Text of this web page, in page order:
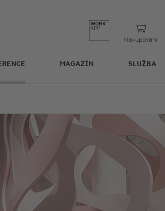
Nakupování
MAGAZÍN SLUŽBA